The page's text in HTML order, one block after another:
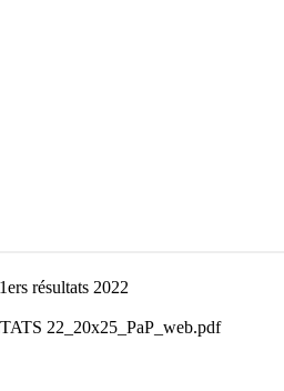
résultats 2022
22_20x25_PaP_web.pdf